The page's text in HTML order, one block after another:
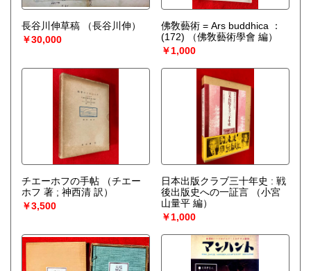
長谷川伸草稿
（長谷川伸）
￥30,000
佛敎藝術 = Ars buddhica ：
(172)
（佛敎藝術學會 編）
￥1,000
チエーホフの手帖
（チエー
ホフ 著 ; 神西清 訳）
￥3,500
日本出版クラブ三十年史 : 戦
後出版史への一証言
（小宮
山量平 編）
￥1,000